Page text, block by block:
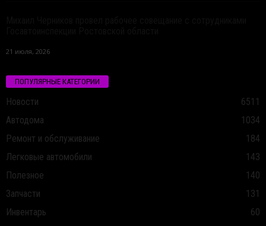
21 июля, 2026
ПОПУЛЯРНЫЕ КАТЕГОРИИ
Новости
6511
Автодома
1034
Ремонт и обслуживание
184
Легковые автомобили
143
Полезное
140
Запчасти
131
Инвентарь
60